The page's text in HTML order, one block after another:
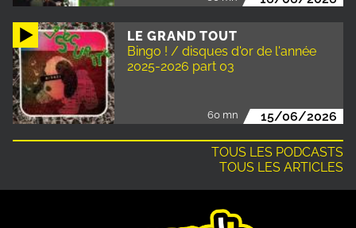
LE GRAND TOUT
Bingo ! / disques d'or de l'année
2025-2026 part 03
60 mn 15/06/2026
TOUS LES PODCASTS
TOUS LES ARTICLES